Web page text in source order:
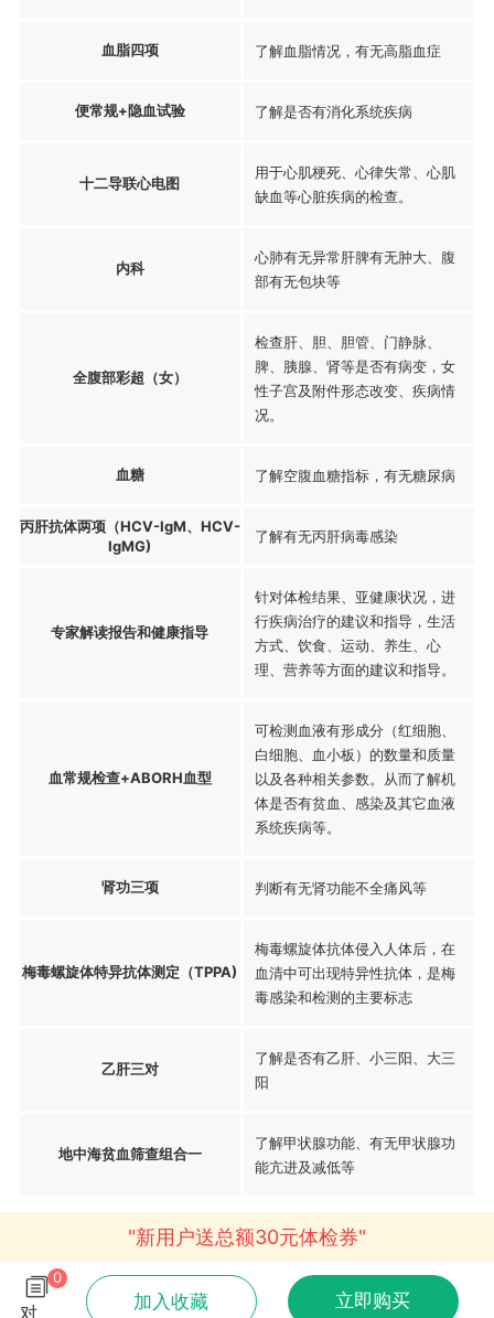
血脂四项 了解血脂情况，有无高脂血症
便常规+隐血试验 了解是否有消化系统疾病
十二导联心电图
用于心肌梗死、心律失常、心肌
缺血等心脏疾病的检查。
内科
心肺有无异常肝脾有无肿大、腹
部有无包块等
全腹部彩超（女）
检查肝、胆、胆管、门静脉、
脾、胰腺、肾等是否有病变，女
性子宫及附件形态改变、疾病情
况。
血糖 了解空腹血糖指标，有无糖尿病
丙肝抗体两项（HCV-IgM、HCV-
IgMG)
了解有无丙肝病毒感染
专家解读报告和健康指导
针对体检结果、亚健康状况，进
行疾病治疗的建议和指导，生活
方式、饮食、运动、养生、心
理、营养等方面的建议和指导。
血常规检查+ABORH血型
可检测血液有形成分（红细胞、
白细胞、血小板）的数量和质量
以及各种相关参数。从而了解机
体是否有贫血、感染及其它血液
系统疾病等。
肾功三项 判断有无肾功能不全痛风等
梅毒螺旋体特异抗体测定（TPPA)
梅毒螺旋体抗体侵入人体后，在
血清中可出现特异性抗体，是梅
毒感染和检测的主要标志
乙肝三对
了解是否有乙肝、小三阳、大三
阳
地中海贫血筛查组合一
了解甲状腺功能、有无甲状腺功
能亢进及减低等
"新用户送总额30元体检券"
0
对
加入收藏 立即购买